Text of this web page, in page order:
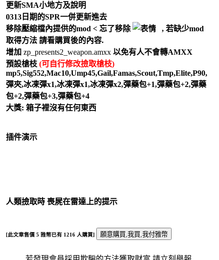
更新SMA小地方及說明
0313日期的SPR一併更新進去
移除壓縮檔內提供的mod < 忘了移除
, 若缺少mod
取得方法 請看購買後的內容.
增加 zp_presents2_weapon.amxx 以免有人不會轉AMXX
預設槍枝 (可自行修改撿取槍枝)
mp5,Sig552,Mac10,Ump45,Gail,Famas,Scout,Tmp,Elite,P90,
彈夾,冰凍彈x1,冰凍彈x1,冰凍彈x2,彈藥包+1,彈藥包+2,彈藥
包+2,彈藥包+3,彈藥包+4
大獎: 箱子裡沒有任何東西
插件演示
人類撿取時 喪屍在雷達上的提示
[此文章售價 5 雅幣已有 1216 人購買]